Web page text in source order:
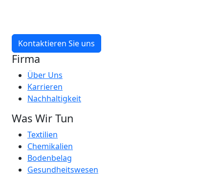
Kontaktieren Sie uns
Firma
Über Uns
Karrieren
Nachhaltigkeit
Was Wir Tun
Textilien
Chemikalien
Bodenbelag
Gesundheitswesen